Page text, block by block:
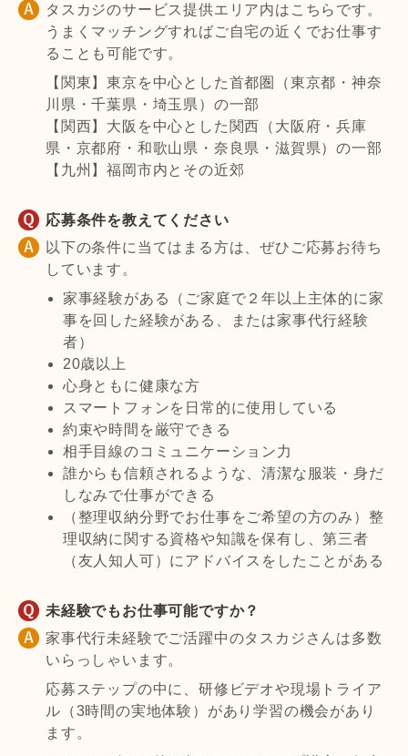
タスカジのサービス提供エリア内はこちらです。
うまくマッチングすればご自宅の近くでお仕事す
ることも可能です。
【関東】東京を中心とした首都圏（東京都・神奈
川県・千葉県・埼玉県）の一部
【関西】大阪を中心とした関西（大阪府・兵庫
県・京都府・和歌山県・奈良県・滋賀県）の一部
【九州】福岡市内とその近郊
応募条件を教えてください
以下の条件に当てはまる方は、ぜひご応募お待ち
しています。
家事経験がある（ご家庭で２年以上主体的に家
事を回した経験がある、または家事代行経験
者）
20歳以上
心身ともに健康な方
スマートフォンを日常的に使用している
約束や時間を厳守できる
相手目線のコミュニケーション力
誰からも信頼されるような、清潔な服装・身だ
しなみで仕事ができる
（整理収納分野でお仕事をご希望の方のみ）整
理収納に関する資格や知識を保有し、第三者
（友人知人可）にアドバイスをしたことがある
未経験でもお仕事可能ですか？
家事代行未経験でご活躍中のタスカジさんは多数
いらっしゃいます。
応募ステップの中に、研修ビデオや現場トライア
ル（3時間の実地体験）があり学習の機会があり
ます。